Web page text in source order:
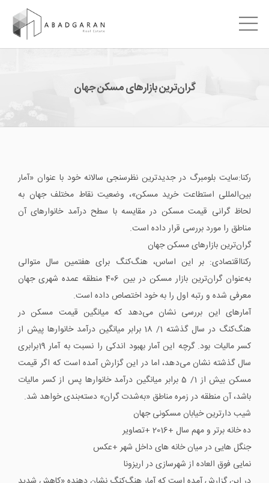
گران‌ترین بازارهای مسکن جهان
رکنا:سایت بلومبرگ در جدیدترین نظرسنجی سالانه خود با عنوان «آمار
بین‌‌المللی استطاعت خرید مسکن»، وضعیت نقاط مختلف جهان به
لحاظ گرانی قیمت مسکن در مقایسه با سطح درآمد خانوارهای آن
مناطق را مورد بررسی قرار داده است.
گران‌ترین بازارهای مسکن جهان
رکنااقتصادی: بر این اساس، هنگ‌کنگ برای هفتمین سال متوالی
به‌عنوان گران‌ترین بازار مسکن در بین 406 منطقه عمده شهری جهان
معرفی شده و رتبه اول را به خود اختصاص داده است.
آمارهای این بررسی نشان می‌دهد که میانگین قیمت مسکن در
هنگ‌کنگ در سال گذشته 1/ 18 برابر میانگین درآمد خانوارها پیش از
کسر مالیات بود. گرچه این آمار بهبود اندکی را نسبت به آمار 19‌برابری
سال گذشته نشان می‌دهد، اما در این گزارش آمده است که اگر قیمت
مسکن بیش از 1/ 5 برابر میانگین درآمد خانوارها پس از کسر مالیات
باشد، آن منطقه در زمره مناطق «به‌شدت گران» دسته‌بندی خواهد شد.
شیب دارترین خیابان مسکونی جهان
ده خانه برتر و مهم سال +2016 +تصاویر
جنگل هایی در میان خانه های داخل شهر +عکس
نمایی فوق العاده از شهرسازی در اریزونا